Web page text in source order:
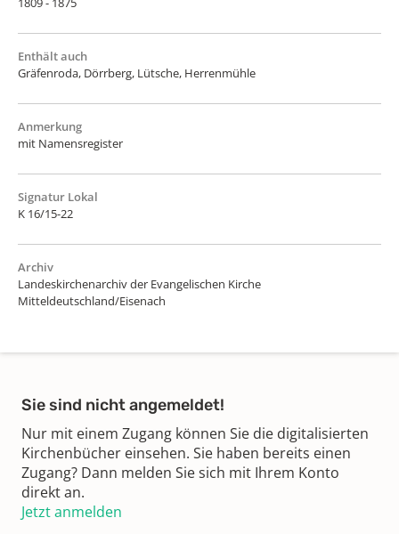
Enthält auch
Gräfenroda, Dörrberg, Lütsche, Herrenmühle
Anmerkung
mit Namensregister
Signatur Lokal
K 16/15-22
Archiv
Landeskirchenarchiv der Evangelischen Kirche
Mitteldeutschland/Eisenach
Sie sind nicht angemeldet!
Nur mit einem Zugang können Sie die digitalisierten
Kirchenbücher einsehen. Sie haben bereits einen
Zugang? Dann melden Sie sich mit Ihrem Konto
direkt an.
Jetzt anmelden